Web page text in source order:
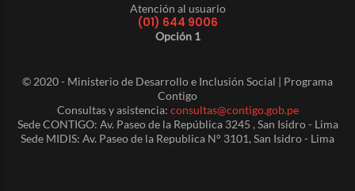
Atención al usuario
(01) 644 9006
Opción 1
© 2020 - Ministerio de Desarrollo e Inclusión Social | Programa
Contigo
Consultas y asistencia: consultas@contigo.gob.pe
Sede CONTIGO: Av. Paseo de la República 3245 , San Isidro - Lima
Sede MIDIS: Av. Paseo de la Republica N° 3101, San Isidro - Lima